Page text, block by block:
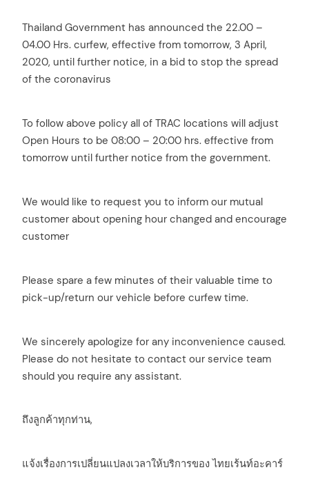
Thailand Government has announced the 22.00 –
04.00 Hrs. curfew, effective from tomorrow, 3 April,
2020, until further notice, in a bid to stop the spread
of the coronavirus
To follow above policy all of TRAC locations will adjust
Open Hours to be 08:00 – 20:00 hrs. effective from
tomorrow until further notice from the government.
We would like to request you to inform our mutual
customer about opening hour changed and encourage
customer
Please spare a few minutes of their valuable time to
pick-up/return our vehicle before curfew time.
We sincerely apologize for any inconvenience caused.
Please do not hesitate to contact our service team
should you require any assistant.
ถึงลูกค้าทุกท่าน,
แจ้งเรื่องการเปลี่ยนแปลงเวลาให้บริการของ ไทยเร้นท์อะคาร์